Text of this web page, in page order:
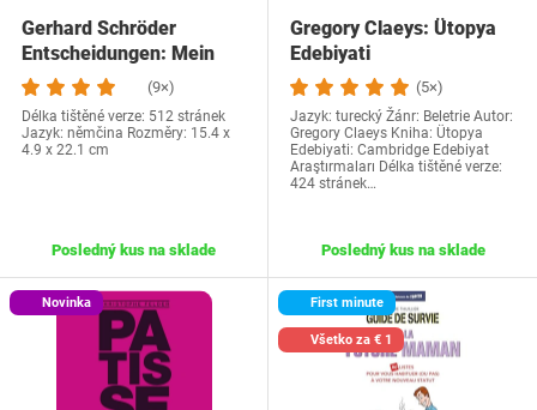
Gerhard Schröder
Entscheidungen: Mein
Leben
(9×)
Délka tištěné verze: 512 stránek
Jazyk: němčina Rozměry: 15.4 x
4.9 x 22.1 cm
Posledný kus na sklade
Gregory Claeys: Ütopya
Edebiyati
(5×)
Jazyk: turecký Žánr: Beletrie Autor:
Gregory Claeys Kniha: Ütopya
Edebiyati: Cambridge Edebiyat
Araştırmaları Délka tištěné verze:
424 stránek…
Posledný kus na sklade
Novinka First minute
Všetko za € 1